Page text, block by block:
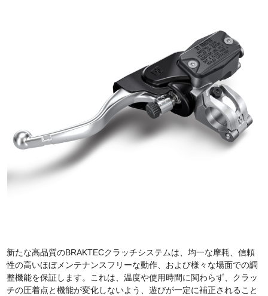
新たな高品質のBRAKTECクラッチシステムは、均一な摩耗、信頼
性の高いほぼメンテナンスフリーな動作、および様々な場面での調
整機能を保証します。これは、温度や使用時間に関わらず、クラッ
チの圧着点と機能が変化しないよう、遊びが一定に補正されること